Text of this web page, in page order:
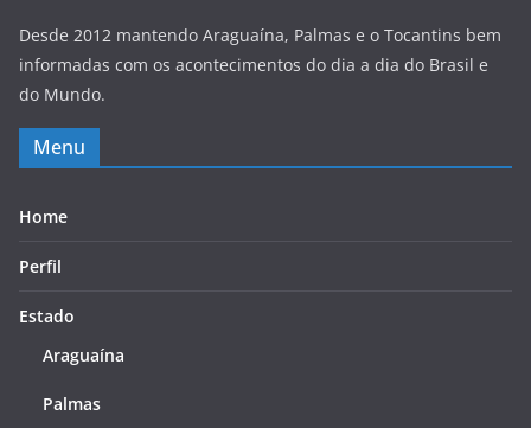
Desde 2012 mantendo Araguaína, Palmas e o Tocantins bem
informadas com os acontecimentos do dia a dia do Brasil e
do Mundo.
Menu
Home
Perfil
Estado
Araguaína
Palmas